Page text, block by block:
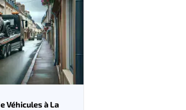
Véhicules à La